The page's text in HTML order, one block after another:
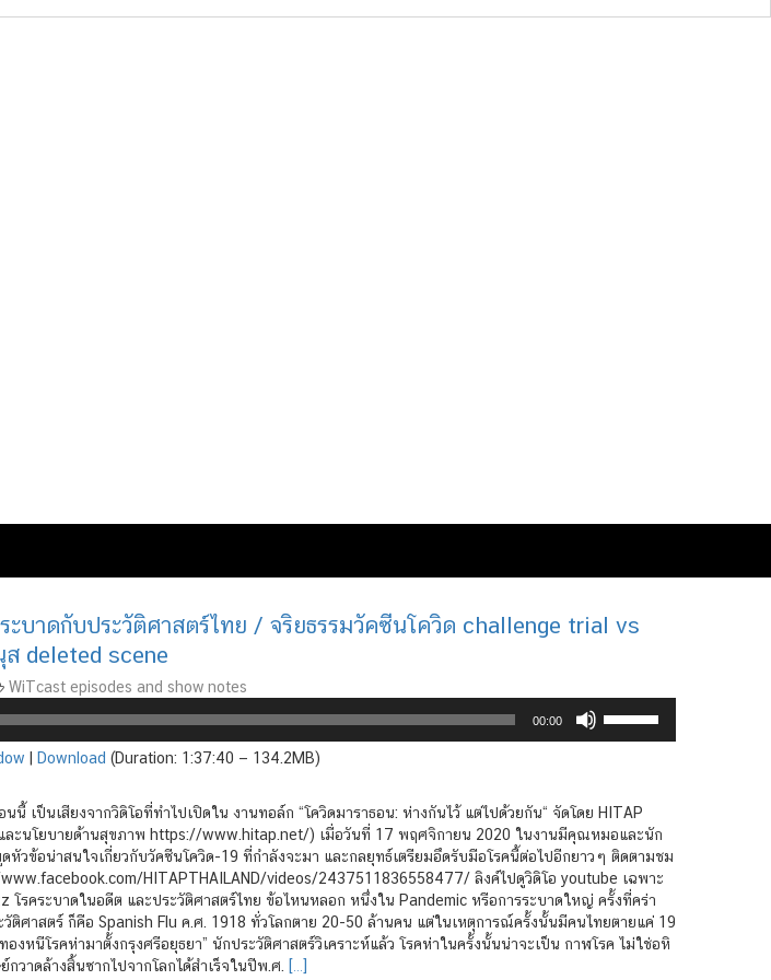
ะบาดกับประวัติศาสตร์ไทย / จริยธรรมวัคซีนโควิด challenge trial vs
deleted scene
WiTcast episodes and show notes
00:00
increase
or
decrease
volume.
Download (Duration: 1:37:40 — 134.2MB)
นี้ เป็นเสียงจากวิดิโอที่ทำไปเปิดใน งานทอล์ก “โควิดมาราธอน: ห่างกันไว้ แต่ไปด้วยกัน“ จัดโดย HITAP
และนโยบายด้านสุขภาพ https://www.hitap.net/) เมื่อวันที่ 17 พฤศจิกายน 2020 ในงานมีคุณหมอและนัก
หัวข้อน่าสนใจเกี่ยวกับวัคซีนโควิด-19 ที่กำลังจะมา และกลยุทธ์เตรียมอึดรับมือโรคนี้ต่อไปอีกยาวๆ ติดตามชม
HITAPTHAILAND/videos/2437511836558477/ ลิงค์ไปดูวิดิโอ youtube เฉพาะ
โรคระบาดในอดีต และประวัติศาสตร์ไทย ข้อไหนหลอก หนึ่งใน Pandemic หรือการระบาดใหญ่ ครั้งที่คร่า
ติศาสตร์ ก็คือ Spanish Flu ค.ศ. 1918 ทั่วโลกตาย 20-50 ล้านคน แต่ในเหตุการณ์ครั้งนั้นมีคนไทยตายแค่ 19
องหนีโรคห่ามาตั้งกรุงศรีอยุธยา” นักประวัติศาสตร์วิเคราะห์แล้ว โรคห่าในครั้งนั้นน่าจะเป็น กาฬโรค ไม่ใช่อหิ
วาดล้างสิ้นซากไปจากโลกได้สำเร็จในปีพ.ศ.
[…]